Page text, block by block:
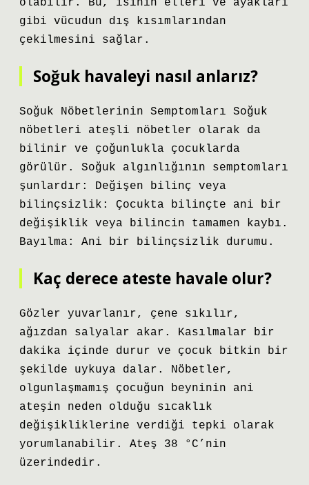
olabilir. Bu, ısının elleri ve ayakları
gibi vücudun dış kısımlarından
çekilmesini sağlar.
Soğuk havaleyi nasıl anlarız?
Soğuk Nöbetlerinin Semptomları Soğuk
nöbetleri ateşli nöbetler olarak da
bilinir ve çoğunlukla çocuklarda
görülür. Soğuk algınlığının semptomları
şunlardır: Değişen bilinç veya
bilinçsizlik: Çocukta bilinçte ani bir
değişiklik veya bilincin tamamen kaybı.
Bayılma: Ani bir bilinçsizlik durumu.
Kaç derece ateste havale olur?
Gözler yuvarlanır, çene sıkılır,
ağızdan salyalar akar. Kasılmalar bir
dakika içinde durur ve çocuk bitkin bir
şekilde uykuya dalar. Nöbetler,
olgunlaşmamış çocuğun beyninin ani
ateşin neden olduğu sıcaklık
değişikliklerine verdiği tepki olarak
yorumlanabilir. Ateş 38 °C’nin
üzerindedir.